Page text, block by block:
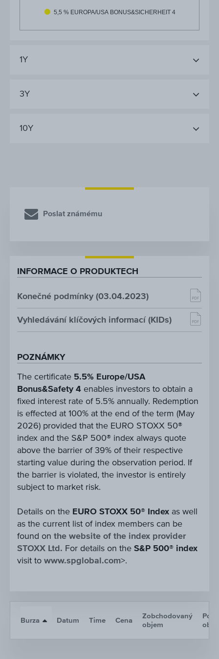
5,5 % EUROPA/USA BONUS&SICHERHEIT 4
1Y
3Y
10Y
Poslat známému
INFORMACE O PRODUKTECH
Konečné podmínky (03.04.2023)
Vyhledávání klíčových informací (KIDs)
POZNÁMKY
The certificate 5.5% Europe/USA
Bonus&Safety 4 enables investors to obtain a
fixed interest rate of 5.5% annually. Redemption
is effected at 100% at the end of the term (May
2026) provided that the EURO STOXX 50®
index and the S&P 500® index always quote
above the barrier of 39% of their respective
starting value during the observation period. If
the barrier is violated, the investor is entirely
subject to market risk.
Details on the EURO STOXX 50® Index as well
as the current list of index members can be
found on the website of the index provider
STOXX Ltd. For details on the S&P 500® index
visit to www.spglobal.com>.
Burza Datum Time Cena
Zobchodovaný
objem